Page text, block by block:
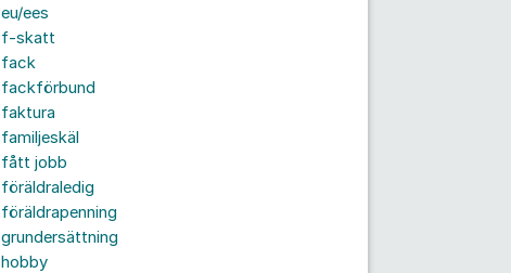
eu/ees
f-skatt
fack
fackförbund
faktura
familjeskäl
fått jobb
föräldraledig
föräldrapenning
grundersättning
hobby